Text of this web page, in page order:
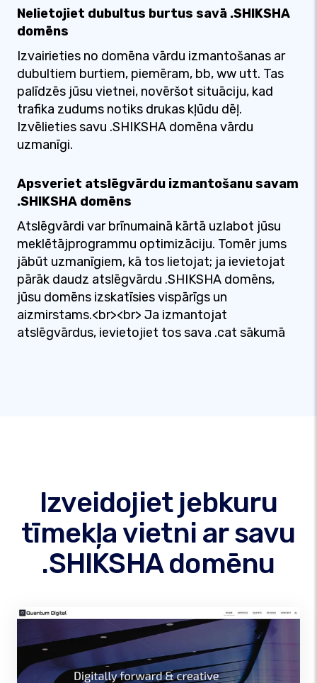
Nelietojiet dubultus burtus savā .SHIKSHA
domēns
Izvairieties no domēna vārdu izmantošanas ar
dubultiem burtiem, piemēram, bb, ww utt. Tas
palīdzēs jūsu vietnei, novēršot situāciju, kad
trafika zudums notiks drukas kļūdu dēļ.
Izvēlieties savu .SHIKSHA domēna vārdu
uzmanīgi.
Apsveriet atslēgvārdu izmantošanu savam
.SHIKSHA domēns
Atslēgvārdi var brīnumainā kārtā uzlabot jūsu
meklētājprogrammu optimizāciju. Tomēr jums
jābūt uzmanīgiem, kā tos lietojat; ja ievietojat
pārāk daudz atslēgvārdu .SHIKSHA domēns,
jūsu domēns izskatīsies vispārīgs un
aizmirstams.<br><br> Ja izmantojat
atslēgvārdus, ievietojiet tos sava .cat sākumā
Izveidojiet jebkuru
tīmekļa vietni ar savu
.SHIKSHA domēnu